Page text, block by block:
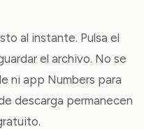
al instante. Pulsa el
el archivo. No se
ni app Numbers para
descarga permanecen